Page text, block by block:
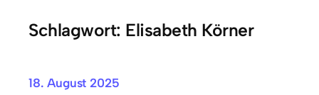
Schlagwort: Elisabeth Körner
18. August 2025